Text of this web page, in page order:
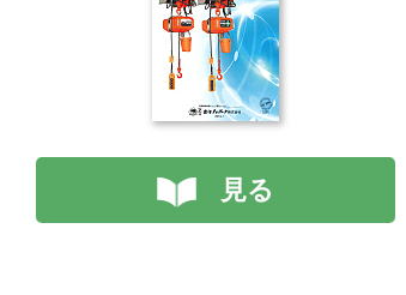
見る